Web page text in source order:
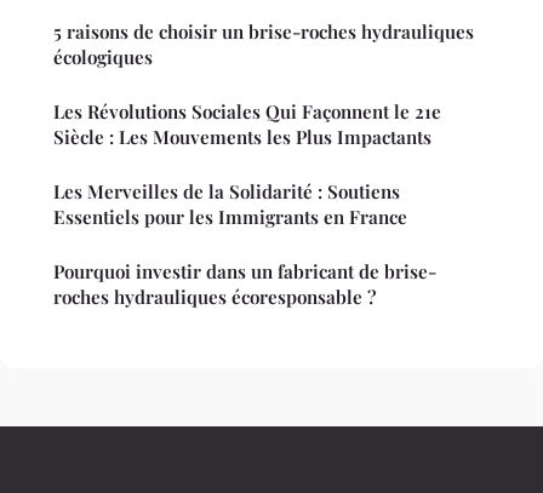
5 raisons de choisir un brise-roches hydrauliques
écologiques
Les Révolutions Sociales Qui Façonnent le 21e
Siècle : Les Mouvements les Plus Impactants
Les Merveilles de la Solidarité : Soutiens
Essentiels pour les Immigrants en France
Pourquoi investir dans un fabricant de brise-
roches hydrauliques écoresponsable ?